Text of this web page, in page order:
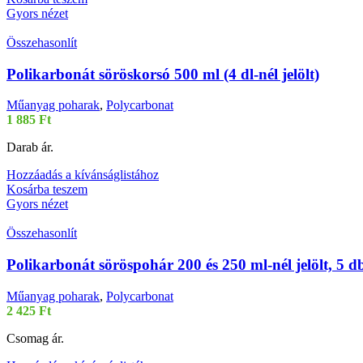
Gyors nézet
Összehasonlít
Polikarbonát söröskorsó 500 ml (4 dl-nél jelölt)
Műanyag poharak, Polycarbonat
1 885 Ft
Darab ár.
Hozzáadás a kívánságlistához
Kosárba teszem
Gyors nézet
Összehasonlít
Polikarbonát söröspohár 200 és 250 ml-nél jelölt, 5
Műanyag poharak, Polycarbonat
2 425 Ft
Csomag ár.